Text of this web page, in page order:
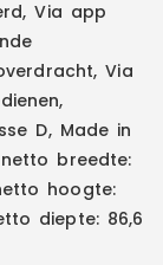
Via app
Via
D, Made in
breedte:
hoogte:
diepte: 86,6